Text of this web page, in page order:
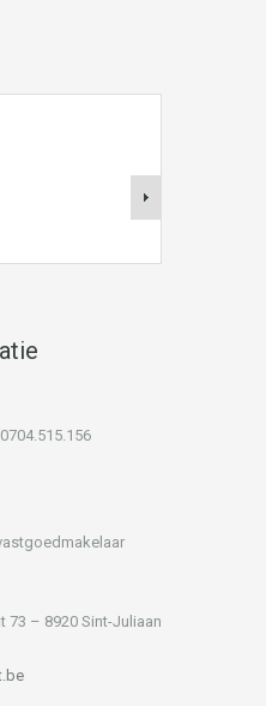
0704.515.156
vastgoedmakelaar
– België
73 – 8920 Sint-Juliaan